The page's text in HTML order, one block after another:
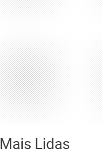
Mais Lidas